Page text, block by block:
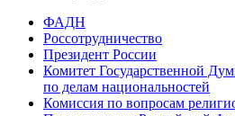
ФАДН
Россотрудничество
Президент России
Комитет Государственной
по делам национальностей
Комиссия по вопросам